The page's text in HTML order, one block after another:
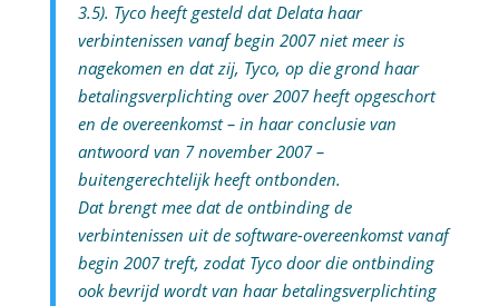
3.5). Tyco heeft gesteld dat Delata haar
verbintenissen vanaf begin 2007 niet meer is
nagekomen en dat zij, Tyco, op die grond haar
betalingsverplichting over 2007 heeft opgeschort
en de overeenkomst – in haar conclusie van
antwoord van 7 november 2007 –
buitengerechtelijk heeft ontbonden.
Dat brengt mee dat de ontbinding de
verbintenissen uit de software-overeenkomst vanaf
begin 2007 treft, zodat Tyco door die ontbinding
ook bevrijd wordt van haar betalingsverplichting